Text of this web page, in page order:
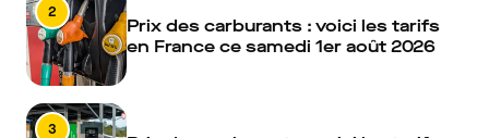
2
Prix des carburants : voici les tarifs
en France ce samedi 1er août 2026
3